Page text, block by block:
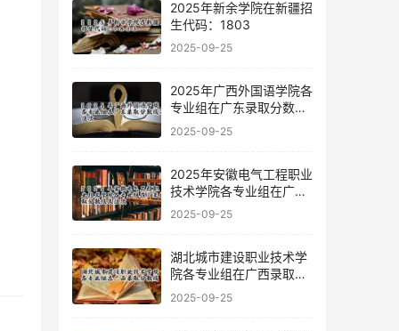
2025年新余学院在新疆招
生代码：1803
2025-09-25
2025年广西外国语学院各
专业组在广东录取分数线
及位次
2025-09-25
2025年安徽电气工程职业
技术学院各专业组在广东
录取分数线及位次
2025-09-25
湖北城市建设职业技术学
院各专业组在广西录取分
数线
2025-09-25